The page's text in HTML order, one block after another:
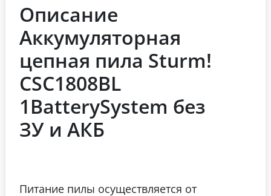
Описание
Аккумуляторная
цепная пила Sturm!
CSC1808BL
1BatterySystem без
ЗУ и АКБ
Питание пилы осуществляется от